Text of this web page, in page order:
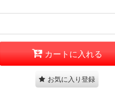
カートに入れる
お気に入り登録